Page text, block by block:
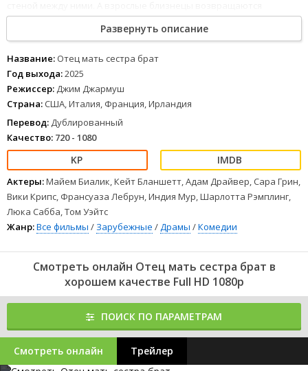
в парижскую квартиру, где провели детство, чтобы попрощаться
Фильм нравится маме
Фильм нравится моей бабушке
Эта картина понравилась знакомым
Фильмы спортивные онлайн
12 34 5 678
Развернуть описание
Название: Отец мать сестра брат
Год выхода:2025
Режиссер: Джим Джармуш
Страна: США, Италия, Франция, Ирландия
Перевод: Дублированный
Качество: 720 - 1080
Актеры:Майем Биалик, Кейт Бланшетт, Адам Драйвер, Сара Грин,
Вики Крипс, Франсуаза Лебрун, Индия Мур, Шарлотта Рэмплинг,
Люка Сабба, Том Уэйтс
Жанр:Все фильмы / Зарубежные /Драмы /Комедии
Смотреть онлайн Отец мать сестра брат в
хорошем качестве Full HD 1080p
ПОИСК ПО ПАРАМЕТРАМ
Смотреть онлайн Трейлер